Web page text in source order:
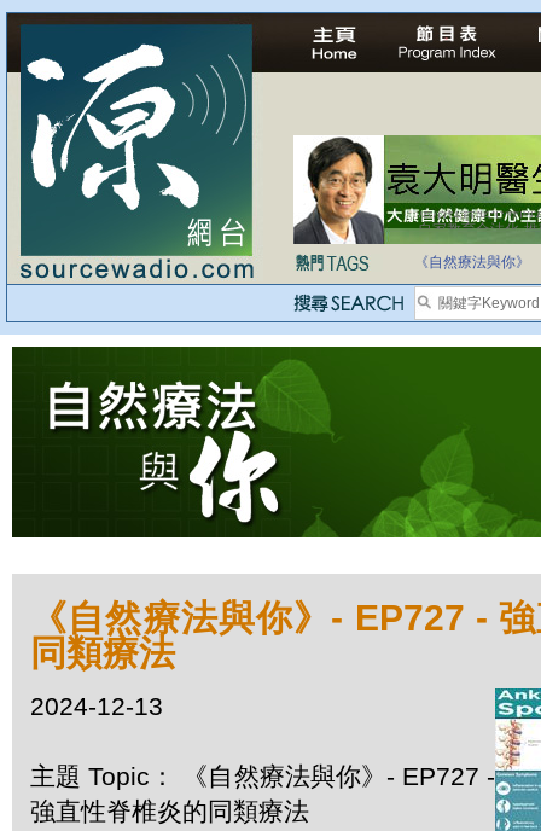
法治社會並不等同
自家教育合法化-
《自然療法與你》
《自然療法與你》- EP727 -
同類療法
2024-12-13
主題 Topic： 《自然療法與你》- EP727 -
強直性脊椎炎的同類療法